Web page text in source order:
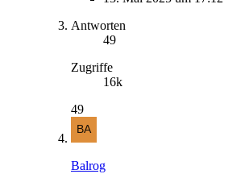
Antworten
49
Zugriffe
16k
49
Balrog